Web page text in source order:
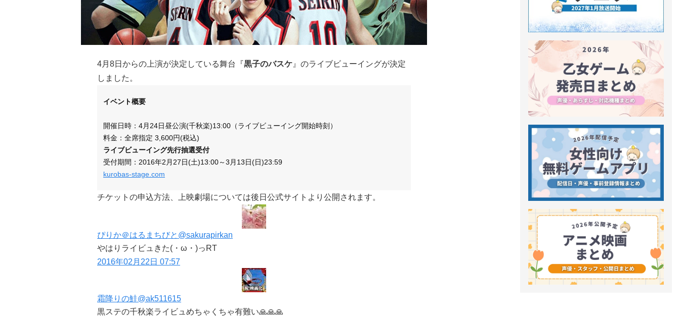
4月8日からの上演が決定している舞台『黒子のバスケ 』のライブビューイングが決定
しました。
イベント概要
開催日時：4月24日昼公演(千秋楽)13:00（ライブビューイング開始時刻）
料金：全席指定 3,600円(税込)
ライブビューイング先行抽選受付
受付期間：2016年2月27日(土)13:00～3月13日(日)23:59
kurobas-stage.com
チケットの申込方法、上映劇場については後日公式サイトより公開されます。
ぴりか＠はるまちびと @sakurapirkan
やはりライビュきた(・ω・)っRT
2016年02月22日 07:57
霜降りの鮭@ak511615
黒ステの千秋楽ライビュめちゃくちゃ有難い🙏🙏🙏